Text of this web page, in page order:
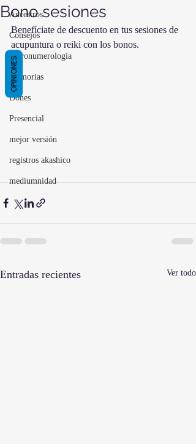
Ancestros
Consejos
Astronumerología
Memorias
Dones
Presencial
mejor versión
registros akashico
mediumnidad
Bono sesiones
Benefíciate de descuento en tus sesiones de
acupuntura o reiki con los bonos.
Entradas recientes Ver todo
OPINIONES